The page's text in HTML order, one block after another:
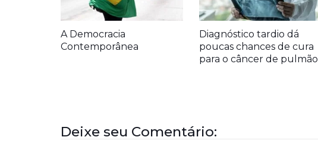
A Democracia
Contemporânea
Diagnóstico tardio dá
poucas chances de cura
para o câncer de pulmão
Deixe seu Comentário: